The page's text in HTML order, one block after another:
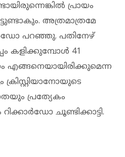
പ്രായം
അത്രമാത്രമേ
പറഞ്ഞു. പതിനേഴ്
കളിക്കുമ്പോള്‍ 41
എങ്ങനെയായിരിക്കുമെന്ന
പ്രത്യേകം
ചൂണ്ടിക്കാട്ടി.